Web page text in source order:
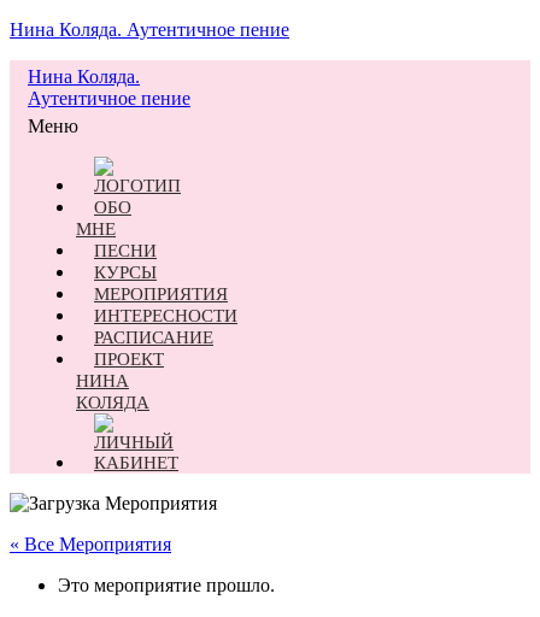
Нина Коляда. Аутентичное пение
Нина Коляда.
Аутентичное пение
Меню
ОБО
МНЕ
ПЕСНИ
КУРСЫ
МЕРОПРИЯТИЯ
ИНТЕРЕСНОСТИ
РАСПИСАНИЕ
ПРОЕКТ
НИНА
КОЛЯДА
« Все Мероприятия
Это мероприятие прошло.